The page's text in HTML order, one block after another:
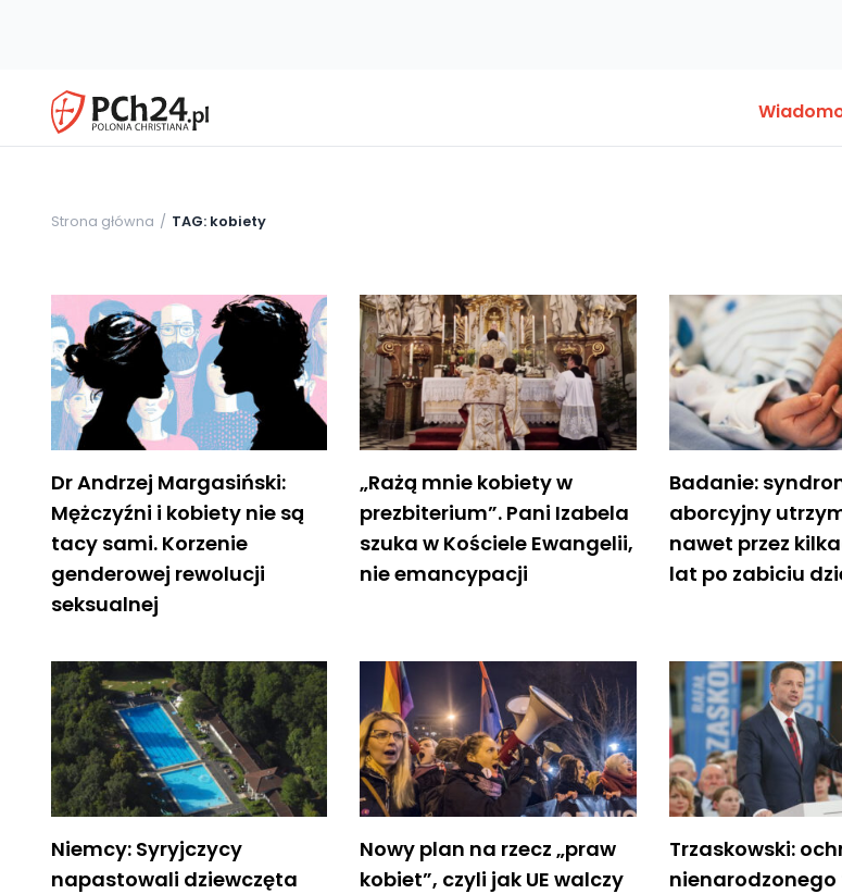
Strona główna TAG: kobiety
Dr Andrzej Margasiński:
Mężczyźni i kobiety nie są
tacy sami. Korzenie
genderowej rewolucji
seksualnej
„Rażą mnie kobiety w
prezbiterium”. Pani Izabela
szuka w Kościele Ewangelii,
nie emancypacji
Badanie:
aborcyjny
nawet przez
lat po zabiciu
Niemcy: Syryjczycy
napastowali dziewczęta
Nowy plan na rzecz „praw
kobiet”, czyli jak UE walczy
Trzaskowski:
nienarodzonego